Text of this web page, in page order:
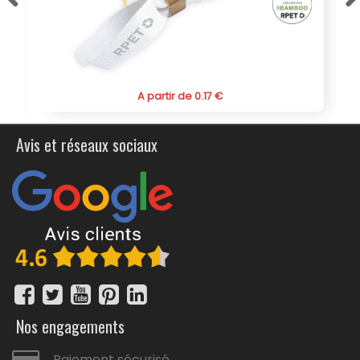
Avis et réseaux sociaux
Nos engagements